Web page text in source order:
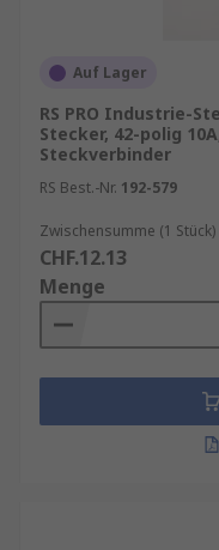
Auf Lager
RS PRO Industrie-
Stecker, 42-polig
Steckverbinder
RS Best.-Nr. 192-579
Zwischensumme (1 Stück)
CHF.12.13
Menge